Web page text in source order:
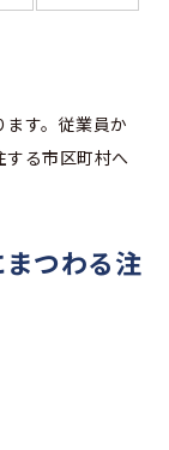
す。従業員か
する市区町村へ
つわる注